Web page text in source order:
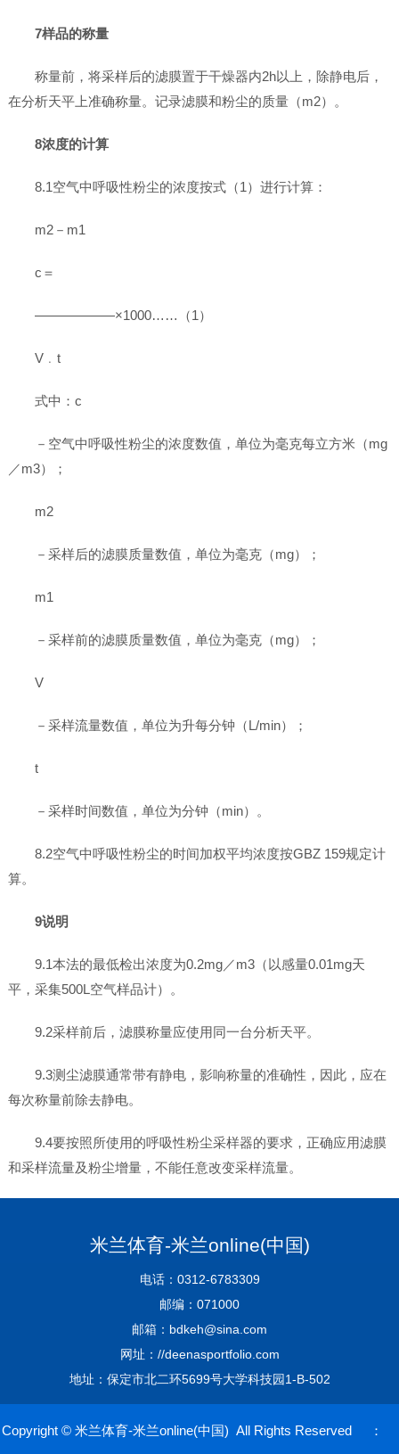
7样品的称量
称量前，将采样后的滤膜置于干燥器内2h以上，除静电后，
在分析天平上准确称量。记录滤膜和粉尘的质量（m2）。
8浓度的计算
8.1空气中呼吸性粉尘的浓度按式（1）进行计算：
m2－m1
c＝
——————×1000……（1）
V﹒t
式中：c
－空气中呼吸性粉尘的浓度数值，单位为毫克每立方米（mg
／m3）；
m2
－采样后的滤膜质量数值，单位为毫克（mg）；
m1
－采样前的滤膜质量数值，单位为毫克（mg）；
V
－采样流量数值，单位为升每分钟（L/min）；
t
－采样时间数值，单位为分钟（min）。
8.2空气中呼吸性粉尘的时间加权平均浓度按GBZ 159规定计
算。
9说明
9.1本法的最低检出浓度为0.2mg／m3（以感量0.01mg天
平，采集500L空气样品计）。
9.2采样前后，滤膜称量应使用同一台分析天平。
9.3测尘滤膜通常带有静电，影响称量的准确性，因此，应在
每次称量前除去静电。
9.4要按照所使用的呼吸性粉尘采样器的要求，正确应用滤膜
和采样流量及粉尘增量，不能任意改变采样流量。
米兰体育-米兰online(中国)
电话：0312-6783309
邮编：071000
邮箱：bdkeh@sina.com
网址：//deenasportfolio.com
地址：保定市北二环5699号大学科技园1-B-502
Copyright © 米兰体育-米兰online(中国) All Rights Reserved ：